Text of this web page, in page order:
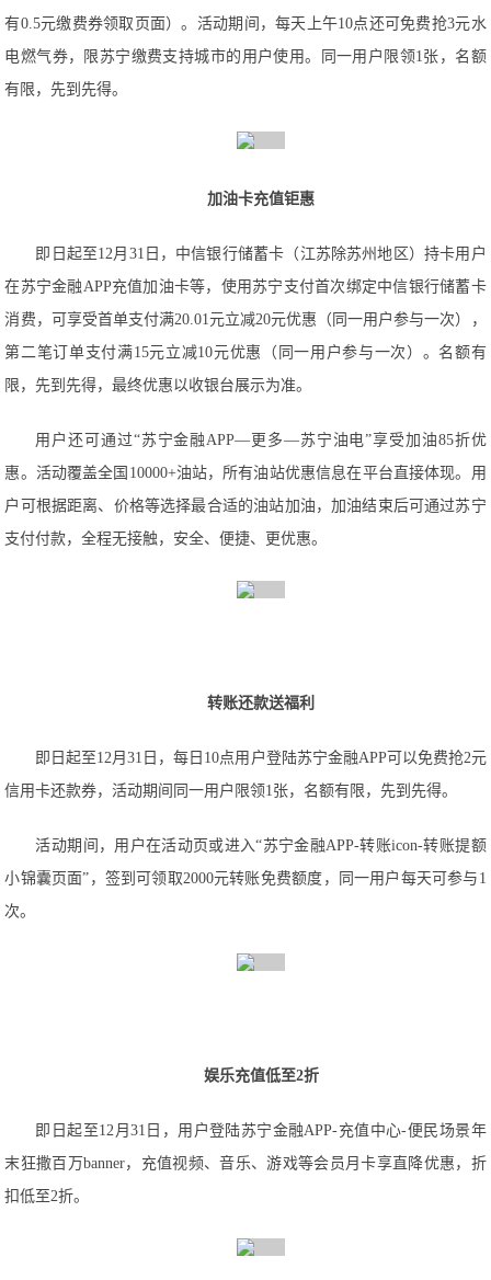
有0.5元缴费券领取页面）。活动期间，每天上午10点还可免费抢3元水
电燃气券，限苏宁缴费支持城市的用户使用。同一用户限领1张，名额
有限，先到先得。
加油卡充值钜惠
即日起至12月31日，中信银行储蓄卡（江苏除苏州地区）持卡用户
在苏宁金融APP充值加油卡等，使用苏宁支付首次绑定中信银行储蓄卡
消费，可享受首单支付满20.01元立减20元优惠（同一用户参与一次），
第二笔订单支付满15元立减10元优惠（同一用户参与一次）。名额有
限，先到先得，最终优惠以收银台展示为准。
用户还可通过“苏宁金融APP—更多—苏宁油电”享受加油85折优
惠。活动覆盖全国10000+油站，所有油站优惠信息在平台直接体现。用
户可根据距离、价格等选择最合适的油站加油，加油结束后可通过苏宁
支付付款，全程无接触，安全、便捷、更优惠。
转账还款送福利
即日起至12月31日，每日10点用户登陆苏宁金融APP可以免费抢2元
信用卡还款券，活动期间同一用户限领1张，名额有限，先到先得。
活动期间，用户在活动页或进入“苏宁金融APP-转账icon-转账提额
小锦囊页面”，签到可领取2000元转账免费额度，同一用户每天可参与1
次。
娱乐充值低至2折
即日起至12月31日，用户登陆苏宁金融APP-充值中心-便民场景年
末狂撒百万banner，充值视频、音乐、游戏等会员月卡享直降优惠，折
扣低至2折。